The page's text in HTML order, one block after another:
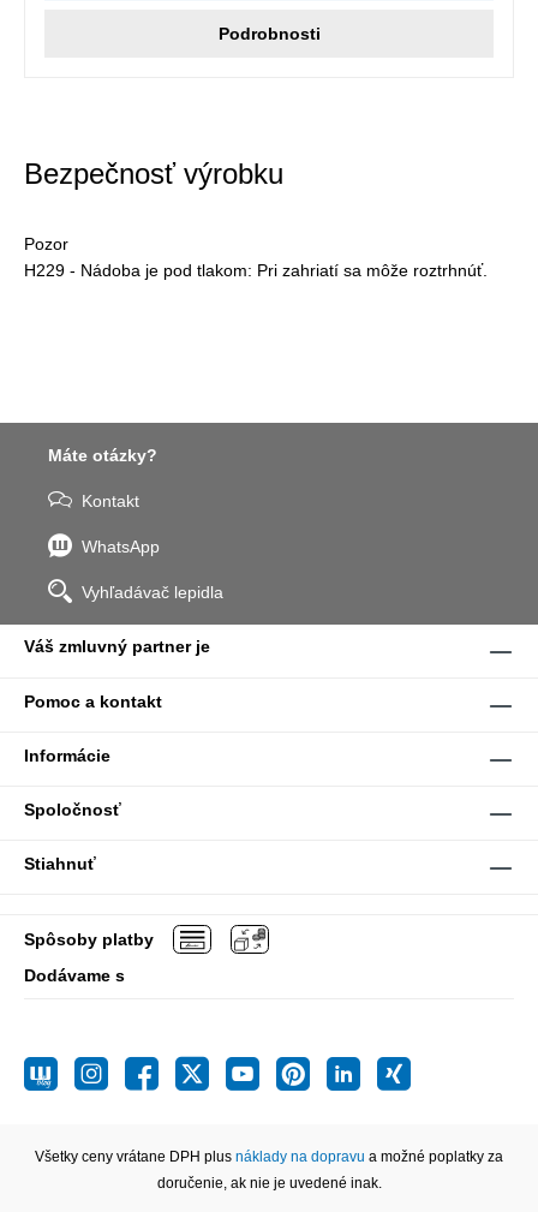
Podrobnosti
Bezpečnosť výrobku
Pozor
H229 - Nádoba je pod tlakom: Pri zahriatí sa môže roztrhnúť.
Máte otázky?
Kontakt
WhatsApp
Vyhľadávač lepidla
Váš zmluvný partner je
Pomoc a kontakt
Informácie
Spoločnosť
Stiahnuť
Spôsoby platby
Dodávame s
Všetky ceny vrátane DPH plus náklady na dopravu a možné poplatky za
doručenie, ak nie je uvedené inak.